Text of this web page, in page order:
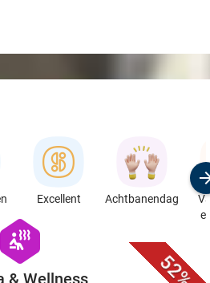
Excellent Achtbanendag
52%
hexagon
wellness
& Wellness